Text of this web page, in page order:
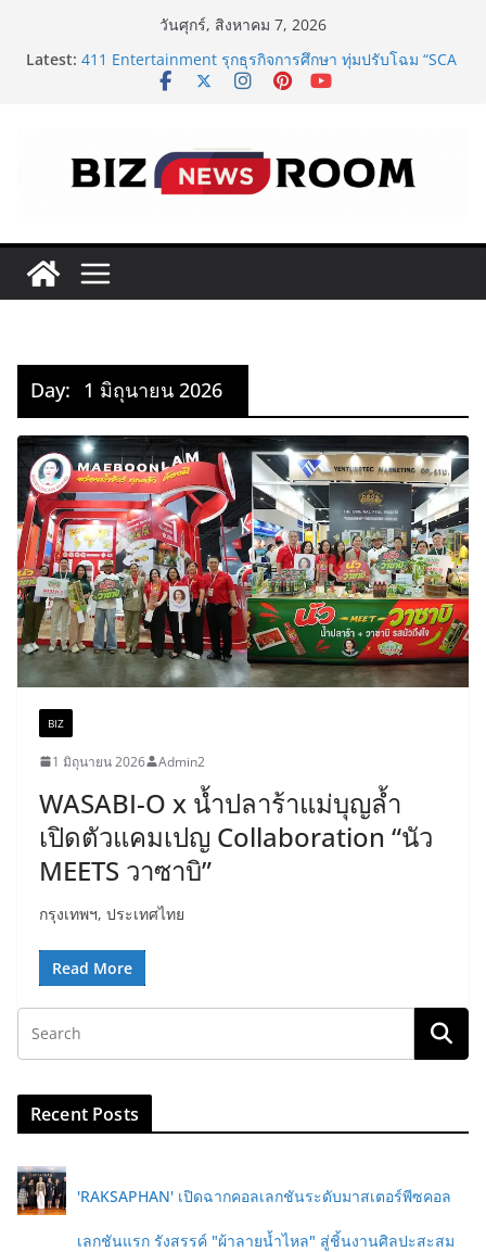
วันศุกร์, สิงหาคม 7, 2026
Latest: 411 Entertainment รุกธุรกิจการศึกษา ทุ่มปรับโฉม “SCA
PLUS” ยกระดับสถาบันสอนศิลปะการแสดงสู่มาตรฐาน
เลกชันแรก รังสรรค์ “ผ้าลายน้ำไหล” สู่ชิ้นงานศิลปะสะสม
สุดลิมิเต็ด ถ่ายทอดภูมิปัญญาท้องถิ่นสู่สุนทรียภาพระดับ
สากล
ททท. จับมือ TransNusa Airline – Traveloka ยกระดับ
การเชื่อมโยงไทย–อินโดนีเซีย ดันไทยสู่จุดหมายปลายทาง
คุณภาพ เชื่อม Asean Tourism และ Muslim-Friendly
แคมเปญ ‘#มากกว่ามหกรรมกีฬา ALL IN ASIAN GAMES’
Day: 1 มิถุนายน 2026
BIZ
1 มิถุนายน 2026 Admin2
WASABI-O x น้ำปลาร้าแม่บุญล้ำ
เปิดตัวแคมเปญ Collaboration “นัว
MEETS วาซาบิ”
กรุงเทพฯ, ประเทศไทย
Read More
Recent Posts
'RAKSAPHAN' เปิดฉากคอลเลกชันระดับมาสเตอร์พีซคอล
เลกชันแรก รังสรรค์ "ผ้าลายน้ำไหล" สู่ชิ้นงานศิลปะสะสม